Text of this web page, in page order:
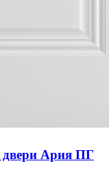
Ария ПГ